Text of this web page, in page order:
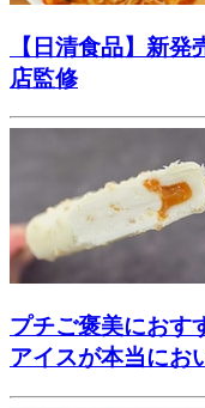
【日清食品】新
店監修
プチご褒美におす
アイスが本当にお